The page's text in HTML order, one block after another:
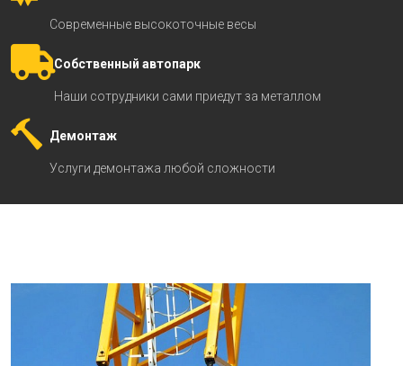
Современные высокоточные весы
Собственный автопарк
Наши сотрудники сами приедут за металлом
Демонтаж
Услуги демонтажа любой сложности